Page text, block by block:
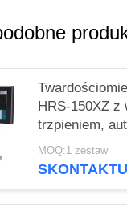
HRS-150XZ z
trzpieniem,
pomiarów
MOQ:1 zestaw